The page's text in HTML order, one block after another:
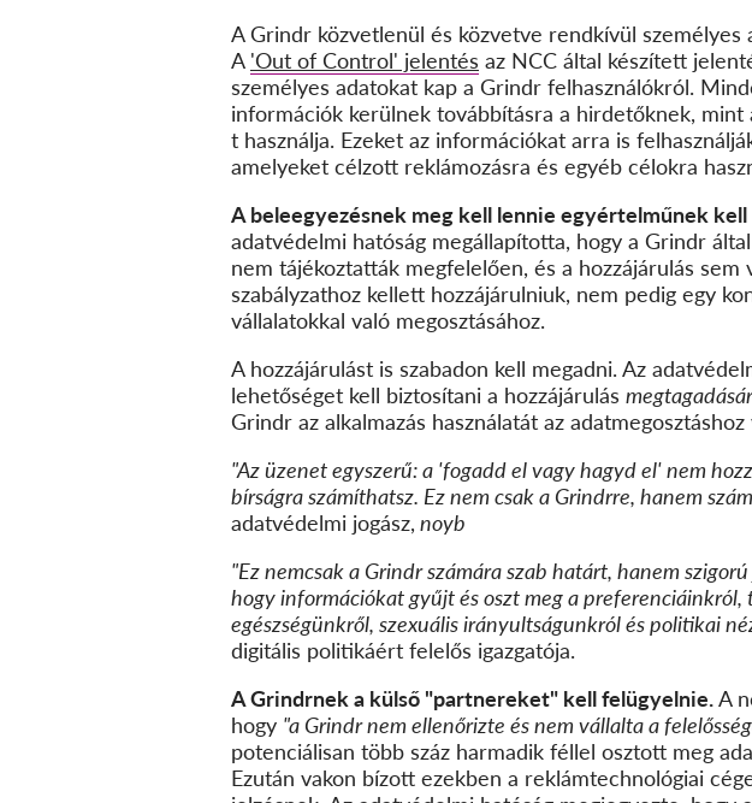
A Grindr közvetlenül és közvetve rendkívül
A 'Out of Control' jelentés az NCC által készített
személyes adatokat kap a Grindr felhasználókról.
információk kerülnek továbbításra a hirdetőknek, mint
t használja. Ezeket az információkat arra is
amelyeket célzott reklámozásra és egyéb célokra
A beleegyezésnek meg kell lennie egyértelműnek kell
adatvédelmi hatóság megállapította, hogy a Grindr
nem tájékoztatták megfelelően, és a hozzájárulás
szabályzathoz kellett hozzájárulniuk, nem pedig egy
vállalatokkal való megosztásához.
A hozzájárulást is szabadon kell megadni. Az
lehetőséget kell biztosítani a hozzájárulás
Grindr az alkalmazás használatát az
"Az üzenet egyszerű: a 'fogadd el vagy hagyd el' nem
bírságra számíthatsz. Ez nem csak a Grindrre, hanem
adatvédelmi jogász, noyb
"Ez nemcsak a Grindr számára szab határt, hanem
hogy információkat gyűjt és oszt meg a
egészségünkről, szexuális irányultságunkról és politikai
digitális politikáért felelős igazgatója.
A Grindrnek a külső "partnereket" kell felügyelnie.A
hogy "a Grindr nem ellenőrizte és nem vállalta a
potenciálisan több száz harmadik féllel osztott meg
Ezután vakon bízott ezekben a reklámtechnológiai